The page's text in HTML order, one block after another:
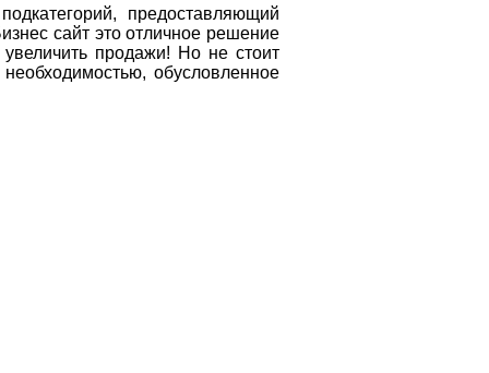
предоставляющий
сайт это отличное решение
продажи! Но не стоит
необходимостью, обусловленное